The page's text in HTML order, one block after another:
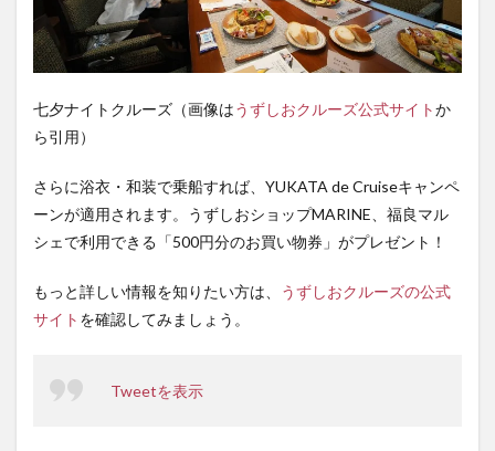
七夕ナイトクルーズ（画像はうずしおクルーズ公式サイトか
ら引用）
さらに浴衣・和装で乗船すれば、YUKATA de Cruiseキャンペ
ーンが適用されます。うずしおショップMARINE、福良マル
シェで利用できる「500円分のお買い物券」がプレゼント！
もっと詳しい情報を知りたい方は、
うずしおクルーズの公式
サイト を確認してみましょう。
Tweetを表示